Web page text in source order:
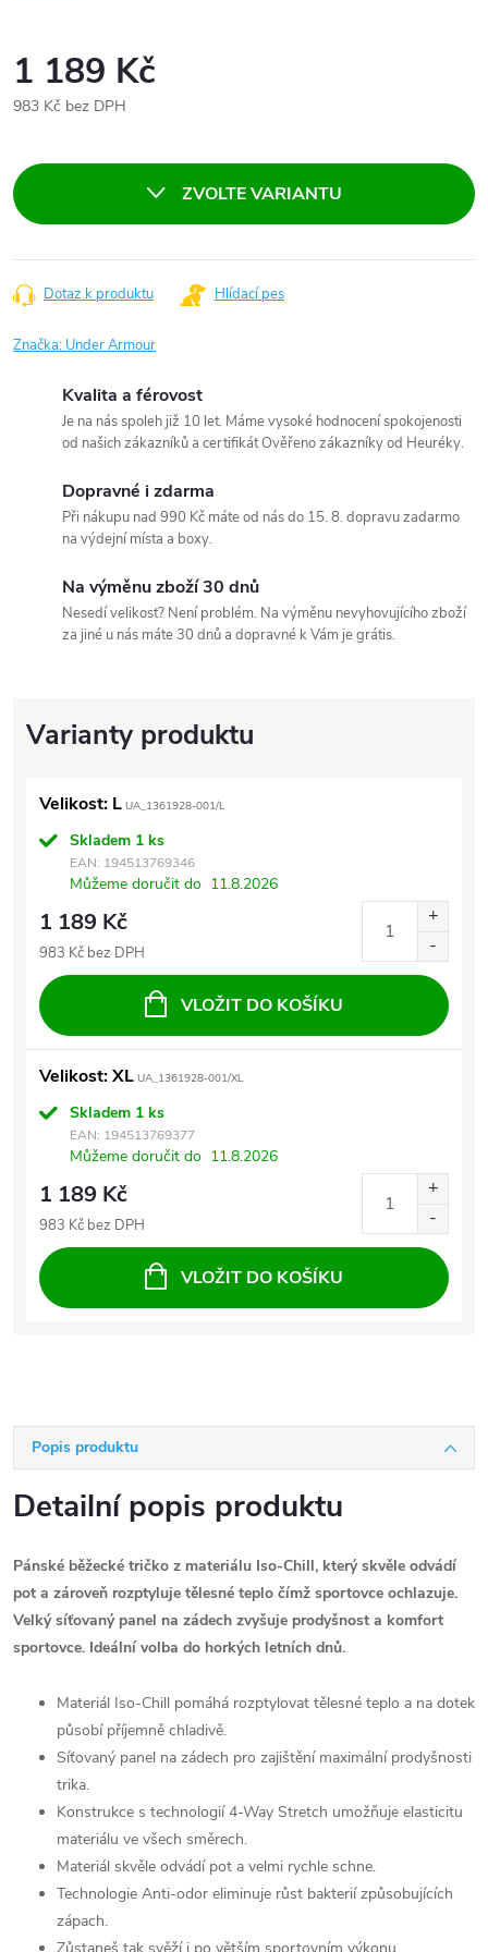
1 189 Kč
983 Kč bez DPH
ZVOLTE VARIANTU
Dotaz k produktu Hlídací pes
Značka: Under Armour
Kvalita a férovost
Je na nás spoleh již 10 let. Máme vysoké hodnocení spokojenosti
od našich zákazníků a certifikát Ověřeno zákazníky od Heuréky.
Dopravné i zdarma
Při nákupu nad 990 Kč máte od nás do 15. 8. dopravu zadarmo
na výdejní místa a boxy.
Na výměnu zboží 30 dnů
Nesedí velikost? Není problém. Na výměnu nevyhovujícího zboží
za jiné u nás máte 30 dnů a dopravné k Vám je grátis.
Velikost: L UA_1361928-001/L
Skladem 1 ks
EAN: 194513769346
Můžeme doručit do 11.8.2026
1 189 Kč
983 Kč bez DPH
VLOŽIT DO KOŠÍKU
Velikost: XL UA_1361928-001/XL
Skladem 1 ks
EAN: 194513769377
Můžeme doručit do 11.8.2026
1 189 Kč
983 Kč bez DPH
VLOŽIT DO KOŠÍKU
Popis produktu
Detailní popis produktu
Pánské běžecké tričko z materiálu Iso-Chill, který skvěle odvádí
pot a zároveň rozptyluje tělesné teplo čímž sportovce ochlazuje.
Velký síťovaný panel na zádech zvyšuje prodyšnost a komfort
sportovce. Ideální volba do horkých letních dnů.
Materiál Iso-Chill pomáhá rozptylovat tělesné teplo a na dotek
působí příjemně chladivě.
Síťovaný panel na zádech pro zajištění maximální prodyšnosti
trika.
Konstrukce s technologií 4-Way Stretch umožňuje elasticitu
materiálu ve všech směrech.
Materiál skvěle odvádí pot a velmi rychle schne.
Technologie Anti-odor eliminuje růst bakterií způsobujících
zápach.